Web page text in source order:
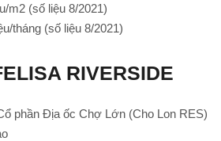
m2 (số liệu 8/2021)
tháng (số liệu 8/2021)
RIVERSIDE
phần Địa ốc Chợ Lớn (Cho Lon RES)